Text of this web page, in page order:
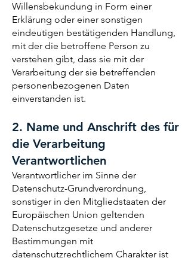
Willensbekundung in Form einer
Erklärung oder einer sonstigen
eindeutigen bestätigenden Handlung,
mit der die betroffene Person zu
verstehen gibt, dass sie mit der
Verarbeitung der sie betreffenden
personenbezogenen Daten
einverstanden ist.
2. Name und Anschrift des für
die Verarbeitung
Verantwortlichen
Verantwortlicher im Sinne der
Datenschutz-Grundverordnung,
sonstiger in den Mitgliedstaaten der
Europäischen Union geltenden
Datenschutzgesetze und anderer
Bestimmungen mit
datenschutzrechtlichem Charakter ist